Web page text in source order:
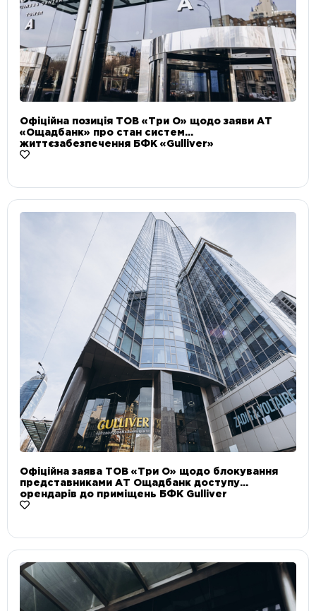
Офіційна позиція ТОВ «Три О» щодо заяви АТ
«Ощадбанк» про стан систем
життєзабезпечення БФК «Gulliver»
Офіційна заява ТОВ «Три О» щодо блокування
представниками АТ Ощадбанк доступу
орендарів до приміщень БФК Gulliver